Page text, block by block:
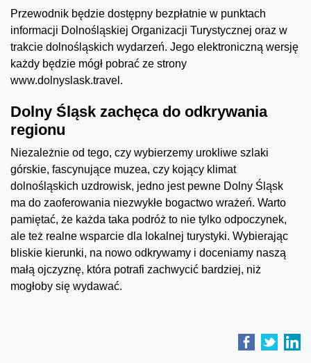
Przewodnik będzie dostępny bezpłatnie w punktach
informacji Dolnośląskiej Organizacji Turystycznej oraz w
trakcie dolnośląskich wydarzeń. Jego elektroniczną wersję
każdy będzie mógł pobrać ze strony
www.dolnyslask.travel.
Dolny Śląsk zachęca do odkrywania
regionu
Niezależnie od tego, czy wybierzemy urokliwe szlaki
górskie, fascynujące muzea, czy kojący klimat
dolnośląskich uzdrowisk, jedno jest pewne Dolny Śląsk
ma do zaoferowania niezwykłe bogactwo wrażeń. Warto
pamiętać, że każda taka podróż to nie tylko odpoczynek,
ale też realne wsparcie dla lokalnej turystyki. Wybierając
bliskie kierunki, na nowo odkrywamy i doceniamy naszą
małą ojczyznę, która potrafi zachwycić bardziej, niż
mogłoby się wydawać.